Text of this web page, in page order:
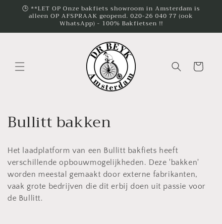
naar de
content
🕒 **LET OP Onze bakfiets showroom in Amsterdam is
alleen OP AFSPRAAK geopend. 020-26 040 77 (ook
WhatsApp) - 100% Bakfietsen !!
Winkelwagen
C
o
l
l
e
Bullitt bakken
Het laadplatform van een Bullitt bakfiets heeft
verschillende opbouwmogelijkheden. Deze 'bakken'
worden meestal gemaakt door externe fabrikanten,
vaak grote bedrijven die dit erbij doen uit passie voor
de Bullitt.